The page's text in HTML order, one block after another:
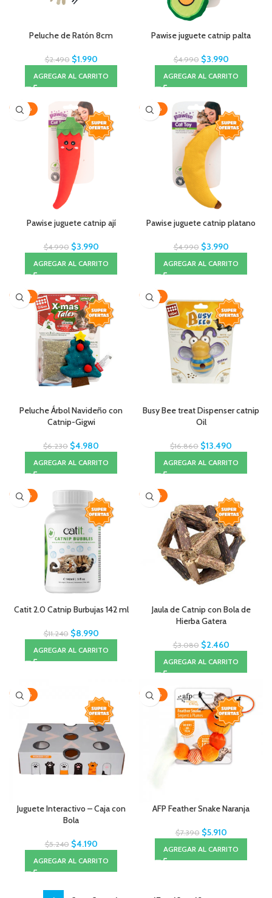
Peluche de Ratón 8cm
$2.490 $1.990
AGREGAR AL CARRITO
Pawise juguete catnip palta
$4.990 $3.990
AGREGAR AL CARRITO
-20%
Pawise juguete catnip ají
$4.990 $3.990
AGREGAR AL CARRITO
-20%
Pawise juguete catnip platano
$4.990 $3.990
AGREGAR AL CARRITO
-20%
Peluche Árbol Navideño con
Catnip-Gigwi
$6.230 $4.980
AGREGAR AL CARRITO
-20%
Busy Bee treat Dispenser catnip
Oil
$16.860 $13.490
AGREGAR AL CARRITO
-20%
Catit 2.0 Catnip Burbujas 142 ml
$11.240 $8.990
AGREGAR AL CARRITO
-20%
Jaula de Catnip con Bola de
Hierba Gatera
$3.080 $2.460
AGREGAR AL CARRITO
-20%
Juguete Interactivo – Caja con
Bola
$5.240 $4.190
AGREGAR AL CARRITO
-20%
AFP Feather Snake Naranja
$7.390 $5.910
AGREGAR AL CARRITO